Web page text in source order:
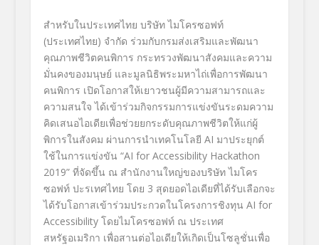
สำหรับในประเทศไทย บริษัท ไมโครซอฟท์
(ประเทศไทย) จำกัด ร่วมกับกรมส่งเสริมและพัฒนา
คุณภาพชีวิตคนพิการ กระทรวงพัฒนาสังคมและความ
มั่นคงของมนุษย์ และมูลนิธิพระมหาไถ่เพื่อการพัฒนา
คนพิการ เปิดโอกาสให้เยาวชนผู้มีความสามารถและ
ความสนใจ ได้เข้าร่วมกิจกรรมการแข่งขันระดมความ
คิดเสนอไอเดียเพื่อช่วยยกระดับคุณภาพชีวิตให้แก่ผู้
พิการในสังคม ผ่านการนำเทคโนโลยี AI มาประยุกต์
ใช้ในการแข่งขัน “AI for Accessibility Hackathon
2019” ที่จัดขึ้น ณ สำนักงานใหญ่ของบริษัท ไมโคร
ซอฟท์ ปะรเทศไทย โดย 3 สุดยอดไอเดียที่ได้รับเลือกจะ
ได้รับโอกาสเข้าร่วมประกวดในโครงการชิงทุน AI for
Accessibility โดยไมโครซอฟท์ ณ ประเทศ
สหรัฐอเมริกา เพื่อสานต่อไอเดียให้เกิดเป็นโซลูชั่นเพื่อ